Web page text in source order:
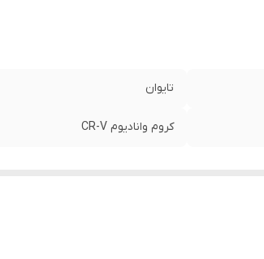
تایوان
کروم وانادیوم CR-V